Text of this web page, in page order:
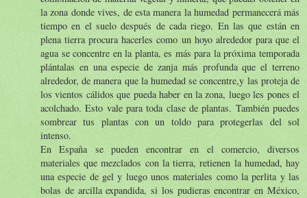
la zona donde vives, de esta manera la humedad permanecerá más
tiempo en el suelo después de cada riego. En las que están en
plena tierra procura hacerles como un hoyo alrededor para que el
agua se concentre en la planta, es más para la próxima temporada
plántalas en una especie de zanja más profunda que el terreno
alrededor, de manera que la humedad se concentre,y las proteja de
los vientos cálidos que pueda haber en la zona, luego les pones el
acolchado. Esto vale para toda clase de plantas. También puedes
sombrear tus plantas con un toldo para protegerlas del sol
intenso.
En España se pueden encontrar en el comercio, diversos
materiales que mezclados con la tierra, retienen la humedad, hay
una especie de gel y luego unos materiales como la perlita y las
bolas de arcilla expandida, si los pudieras encontrar en México,